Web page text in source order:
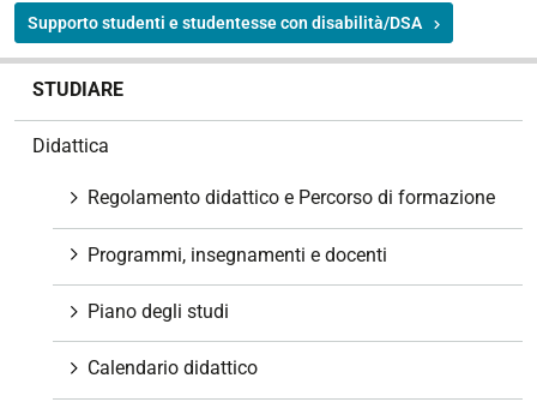
Supporto studenti e studentesse con disabilità/DSA
STUDIARE
Didattica
Regolamento didattico e Percorso di formazione
Programmi, insegnamenti e docenti
Piano degli studi
Calendario didattico